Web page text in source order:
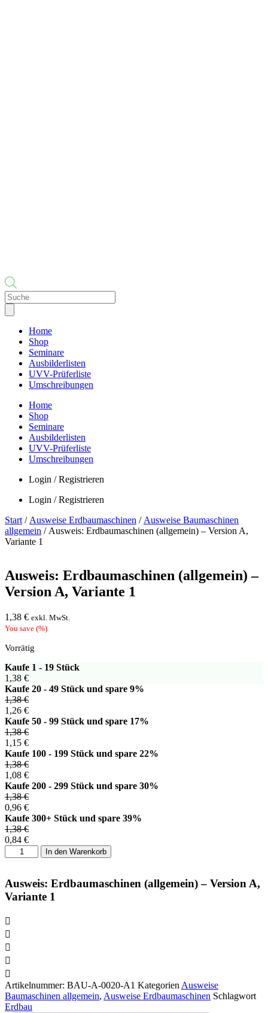
Products
search
Home
Shop
Seminare
Ausbilderlisten
UVV-Prüferliste
Umschreibungen
Home
Shop
Seminare
Ausbilderlisten
UVV-Prüferliste
Umschreibungen
Login / Registrieren
Login / Registrieren
Start / Ausweise Erdbaumaschinen / Ausweise Baumaschinen
allgemein / Ausweis: Erdbaumaschinen (allgemein) – Version A,
Variante 1
Ausweis: Erdbaumaschinen (allgemein) –
Version A, Variante 1
1,38 € exkl. MwSt.
You save (%)
Vorrätig
Kaufe 1 - 19 Stück
1,38 €
Kaufe 20 - 49 Stück und spare 9%
1,38€
1,26 €
Kaufe 50 - 99 Stück und spare 17%
1,38€
1,15 €
Kaufe 100 - 199 Stück und spare 22%
1,38€
1,08 €
Kaufe 200 - 299 Stück und spare 30%
1,38€
0,96 €
Kaufe 300+ Stück und spare 39%
1,38€
0,84 €
Ausweis:
Erdbaumaschinen
-
Version
A,
1
Menge
In den Warenkorb
Ausweis: Erdbaumaschinen (allgemein) – Version A,
Variante 1
Artikelnummer: BAU-A-0020-A1 Kategorien Ausweise
Baumaschinen allgemein, Ausweise Erdbaumaschinen Schlagwort
Erdbau